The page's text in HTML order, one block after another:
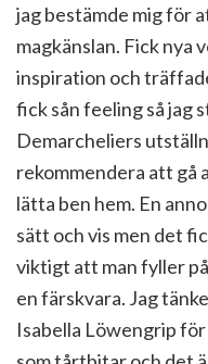
jag bestämde mig för
magkänslan. Fick nya
inspiration och
fick sån feeling så jag
Demarcheliers
rekommendera att gå
lätta ben hem. En
sätt och vis men det
viktigt att man fyller
en färskvara. Jag
Isabella Löwengrip